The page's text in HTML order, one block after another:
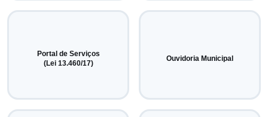
Portal de Serviços
(Lei 13.460/17)
Ouvidoria Municipal